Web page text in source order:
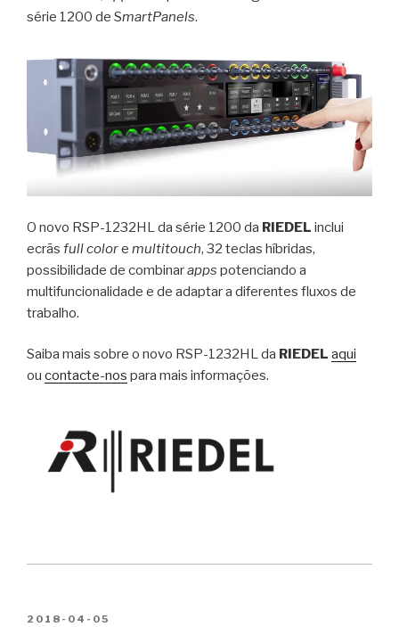
série 1200 de SmartPanels.
O novo RSP-1232HL da série 1200 da RIEDEL inclui
ecrãs full colore multitouch, 32 teclas híbridas,
possibilidade de combinarapps potenciando a
multifuncionalidade e de adaptar a diferentes fluxos de
trabalho.
Saiba mais sobre o novo RSP-1232HL da RIEDEL aqui
ou contacte-nos para mais informações.
PUBLICADO
2018-04-05